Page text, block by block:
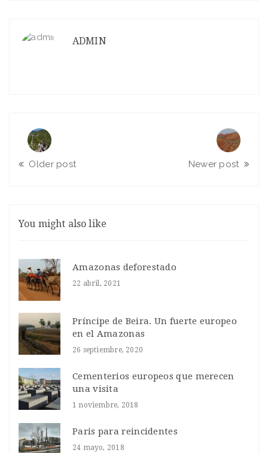
ADMIN
Older post Newer post
You might also like
Amazonas deforestado
22 abril, 2021
Príncipe de Beira. Un fuerte europeo
en el Amazonas
26 septiembre, 2020
Cementerios europeos que merecen
una visita
1 noviembre, 2018
Paris para reincidentes
24 mayo, 2018